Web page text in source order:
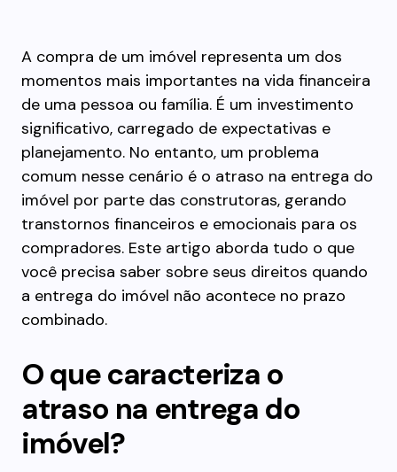
A compra de um imóvel representa um dos
momentos mais importantes na vida financeira
de uma pessoa ou família. É um investimento
significativo, carregado de expectativas e
planejamento. No entanto, um problema
comum nesse cenário é o atraso na entrega do
imóvel por parte das construtoras, gerando
transtornos financeiros e emocionais para os
compradores. Este artigo aborda tudo o que
você precisa saber sobre seus direitos quando
a entrega do imóvel não acontece no prazo
combinado.
O que caracteriza o
atraso na entrega do
imóvel?